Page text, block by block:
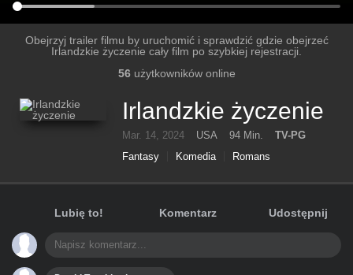
Obejrzyj trailer filmu by uruchomić i sprawdzić gdzie obejrzeć
Irlandzkie życzenie cały film po szybkiej rejestracji.
56użytkowników online
Irlandzkie życzenie
Mar. 14, 2024 USA 94 Min.
TV-PG
Fantasy
Komedia Romans
Lubię to! Komentarz Udostępnij